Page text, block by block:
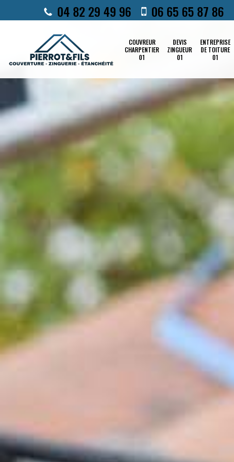
04 82 29 49 96 06 65 65 87 86
COUVREUR
CHARPENTIER
01
DEVIS
ZINGUEUR
01
ENTREPRISE
DE TOITURE
01